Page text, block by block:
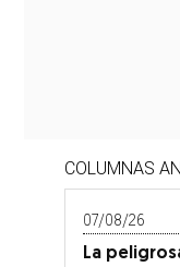
COLUMNAS
07/08/26
La